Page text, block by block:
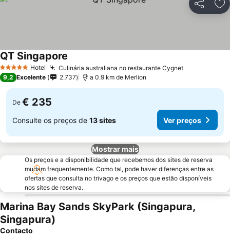
Partilhar
5 Estrelas Hotel Culinária australiana no restaurante Cygnet
QT Singapore
9,2 Excelente 2.737 a 0.9 km de Merlion
De € 235
Consulte os preços de 13 sites Ver preços
Mostrar mais
Os preços e a disponibilidade que recebemos dos sites de reserva
mudam frequentemente. Como tal, pode haver diferenças entre as
ofertas que consulta no trivago e os preços que estão disponíveis
nos sites de reserva.
Marina Bay Sands SkyPark (Singapura,
Singapura)
Contacto